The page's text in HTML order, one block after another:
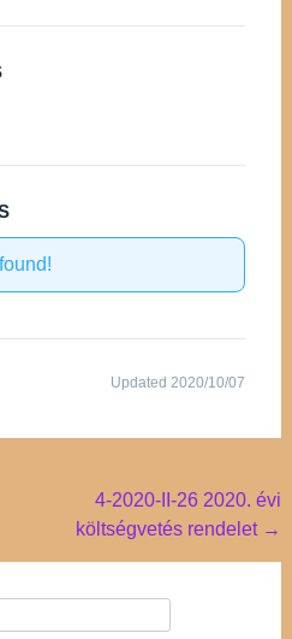
Updated 2020/10/07
4-2020-II-26 2020. évi
költségvetés rendelet →